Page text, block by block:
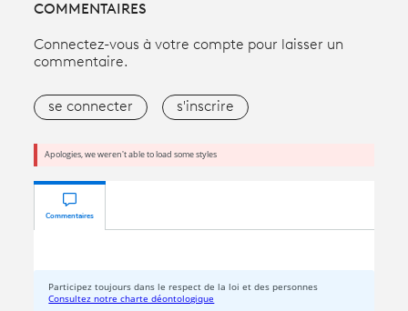
COMMENTAIRES
Connectez-vous à votre compte pour laisser un
commentaire.
se connecter s'inscrire